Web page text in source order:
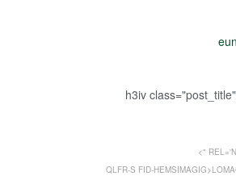
h3iv
<"
QLFR-S FID-